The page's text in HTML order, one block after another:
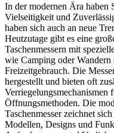
In der modernen Ära haben
Vielseitigkeit und
haben sich auch an neue
Heutzutage gibt es eine
Taschenmessern mit
wie Camping oder
Freizeitgebrauch. Die
hergestellt und bieten oft
Öffnungsmethoden. Die
Taschenmesser zeichnet
Modellen, Designs und